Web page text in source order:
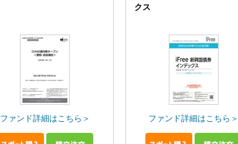
ファンド詳細はこちら＞
クス
ファンド詳細はこちら